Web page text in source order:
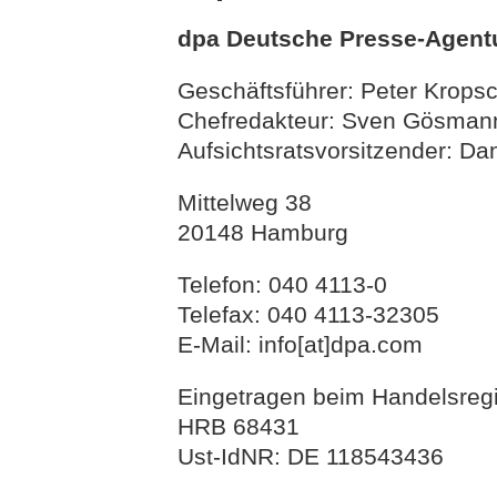
dpa Deutsche Presse-
Geschäftsführer: Peter
Chefredakteur: Sven
Aufsichtsratsvorsitzender:
Mittelweg 38
20148 Hamburg
Telefon: 040 4113-0
Telefax: 040 4113-32305
E-Mail: info[at]dpa.com
Eingetragen beim
HRB 68431
Ust-IdNR: DE 118543436